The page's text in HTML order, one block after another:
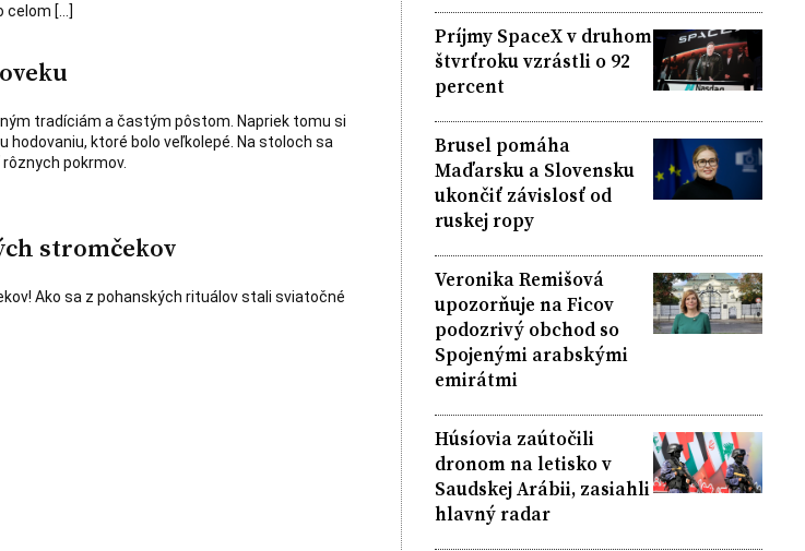
celom […]
tradíciám a častým pôstom. Napriek tomu si
ktoré bolo veľkolepé. Na stoloch sa
pokrmov.
stromčekov
Ako sa z pohanských rituálov stali sviatočné
Príjmy SpaceX v druhom
štvrťroku vzrástli o 92
percent
Brusel pomáha
Maďarsku a Slovensku
ukončiť závislosť od
ruskej ropy
Veronika Remišová
upozorňuje na Ficov
podozrivý obchod so
Spojenými arabskými
emirátmi
Húsíovia zaútočili
dronom na letisko v
Saudskej Arábii, zasiahli
hlavný radar